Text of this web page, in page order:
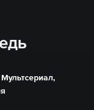
Мультсериал,